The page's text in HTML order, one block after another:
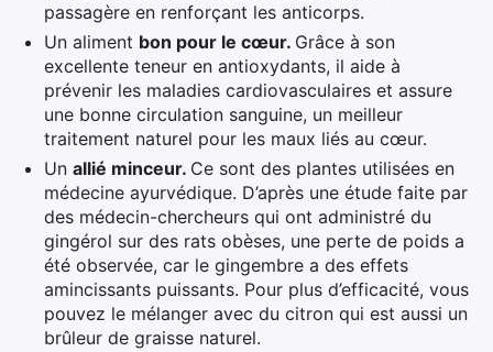
passagère en renforçant les anticorps.
Un aliment bon pour le cœur. Grâce à son
excellente teneur en antioxydants, il aide à
prévenir les maladies cardiovasculaires et assure
une bonne circulation sanguine, un meilleur
traitement naturel pour les maux liés au cœur.
Un allié minceur. Ce sont des plantes utilisées en
médecine ayurvédique. D’après une étude faite par
des médecin-chercheurs qui ont administré du
gingérol sur des rats obèses, une perte de poids a
été observée, car le gingembre a des effets
amincissants puissants. Pour plus d’efficacité, vous
pouvez le mélanger avec du citron qui est aussi un
brûleur de graisse naturel.